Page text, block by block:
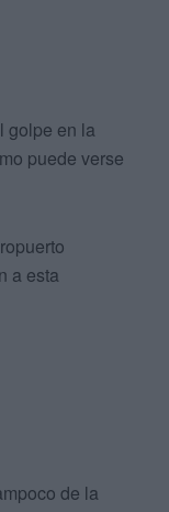
golpe en la
puede verse
a esta
de la